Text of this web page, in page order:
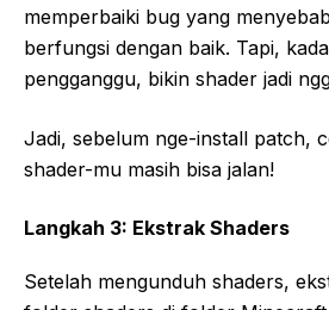
memperbaiki bug yang
berfungsi dengan baik. Tapi,
pengganggu, bikin shader jadi
Jadi, sebelum nge-install patch,
shader-mu masih bisa jalan!
Langkah 3: Ekstrak Shaders
Setelah mengunduh shaders,